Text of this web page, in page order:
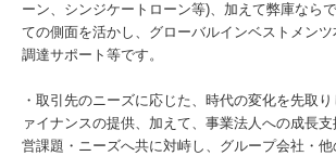
ーン、シンジケートローン等)、加えて弊庫なら
ての側面を活かし、グローバルインベストメン
調達サポート等です。
・取引先のニーズに応じた、時代の変化を先取
ァイナンスの提供、加えて、事業法人への成長
営課題・ニーズへ共に対峙し、グループ会社・